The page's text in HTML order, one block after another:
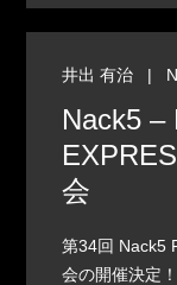
井出 有治 |
Nack5 –
会
第34回 Nack5
会の開催決定